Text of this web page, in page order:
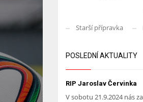
Starší přípravka
POSLEDNÍ AKTUALITY
RIP Jaroslav Červinka
V sobotu 21.9.2024 nás